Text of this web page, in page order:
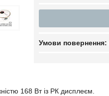
168 Вт із РК дисплеєм.